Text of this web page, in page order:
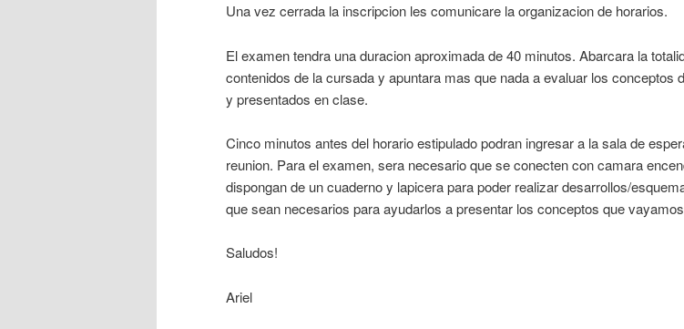
Una vez cerrada la inscripcion les comunicare la organizacion de horarios.
El examen tendra una duracion aproximada de 40 minutos. Abarcara la
contenidos de la cursada y apuntara mas que nada a evaluar los conceptos
y presentados en clase.
Cinco minutos antes del horario estipulado podran ingresar a la sala de
reunion. Para el examen, sera necesario que se conecten con camara
dispongan de un cuaderno y lapicera para poder realizar desarrollos/
que sean necesarios para ayudarlos a presentar los conceptos que
Saludos!
Ariel